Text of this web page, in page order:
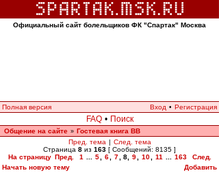
Официальный сайт болельщиков ФК "Спартак" Москва
Полная версия Вход • Регистрация
FAQ • Поиск
Общение на сайте » Гостевая книга ВВ
Пред. тема | След. тема
Страница 8 из 163 [ Сообщений: 8135 ]
На страницу Пред. 1 5 6 7 8, 9 10 11 163
След.
Начать новую тему
Добавить